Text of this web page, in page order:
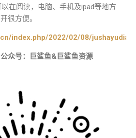
在阅读，电脑、手机及ipad等地方
很方便。
index.php/2022/02/08/
众号：巨鲨鱼&巨鲨鱼资源